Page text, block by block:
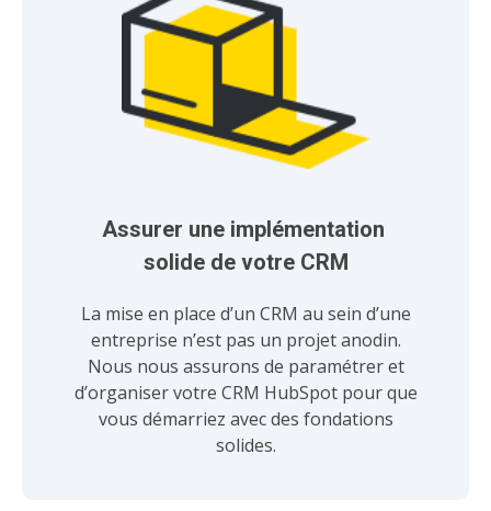
Assurer une implémentation
solide de votre CRM
La mise en place d’un CRM au sein d’une
entreprise n’est pas un projet anodin.
Nous nous assurons de paramétrer et
d’organiser votre CRM HubSpot pour que
vous démarriez avec des fondations
solides.